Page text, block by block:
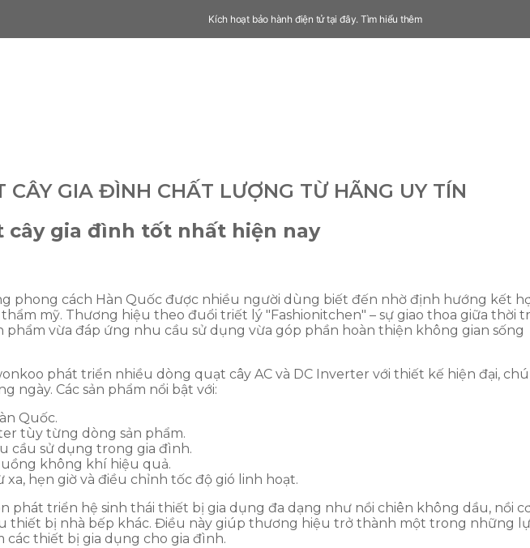
Kích hoạt bảo hành điện tử tại đây. Tìm hiểu thêm
CÂY GIA ĐÌNH CHẤT LƯỢNG TỪ HÃNG UY TÍN
cây gia đình tốt nhất hiện nay
phong cách Hàn Quốc được nhiều người dùng biết đến nhờ định hướng kết
mỹ. Thương hiệu theo đuổi triết lý "Fashionitchen" – sự giao thoa giữa thời
phẩm vừa đáp ứng nhu cầu sử dụng vừa góp phần hoàn thiện không gian sống
phát triển nhiều dòng quạt cây AC và DC Inverter với thiết kế hiện đại, chú
ngày. Các sản phẩm nổi bật với:
Quốc.
tùy từng dòng sản phẩm.
cầu sử dụng trong gia đình.
không khí hiệu quả.
hẹn giờ và điều chỉnh tốc độ gió linh hoạt.
phát triển hệ sinh thái thiết bị gia dụng đa dạng như nồi chiên không dầu, nồi
thiết bị nhà bếp khác. Điều này giúp thương hiệu trở thành một trong những
thiết bị gia dụng cho gia đình.